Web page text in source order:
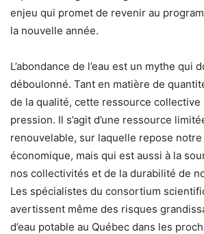
enjeu qui promet de revenir au
la nouvelle année.
L’abondance de l’eau est un mythe qui
déboulonné. Tant en matière de
de la qualité, cette ressource collective
pression. Il s’agit d’une ressource
renouvelable, sur laquelle repose
économique, mais qui est aussi à la
nos collectivités et de la durabilité de
Les spécialistes du consortium
avertissent même des risques
d’eau potable au Québec dans les